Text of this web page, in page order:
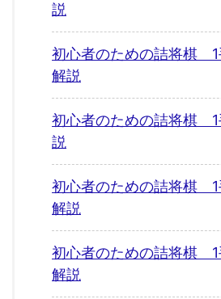
説
初心者のための詰将棋
解説
初心者のための詰将棋
説
初心者のための詰将棋
解説
初心者のための詰将棋
解説